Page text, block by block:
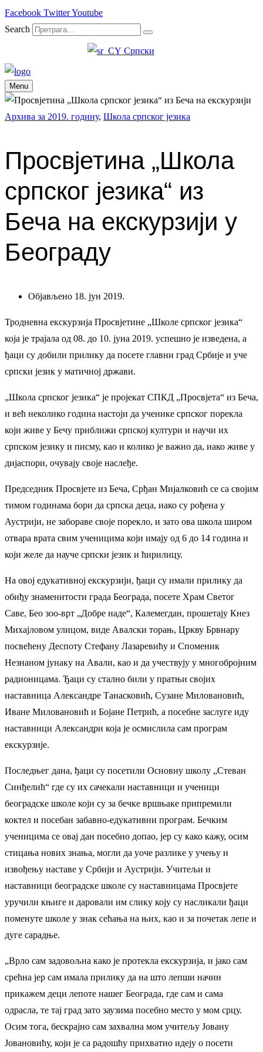
Facebook TwitterYoutube
Search
Српски
Menu
Архива за 2019. годину, Школа српског језика
Просвјетина „Школа
српског језика“ из
Беча на екскурзији у
Београду
Објављено 18. јун 2019.
Тродневна екскурзија Просвјетине „Школе српског језика“
која је трајала од 08. до 10. јуна 2019. успешно је изведена, а
ђаци су добили прилику да посете главни град Србије и уче
српски језик у матичној држави.
„Школа српског језика“ је пројекат СПКД „Просвјета“ из Беча,
и већ неколико година настоји да ученике српског порекла
који живе у Бечу приближи српској култури и научи их
српском језику и писму, као и колико је важно да, иако живе у
дијаспори, очувају своје наслеђе.
Председник Просвјете из Беча, Срђан Мијалковић се са својим
тимом годинама бори да српска деца, иако су рођена у
Аустрији, не забораве своје порекло, и зато ова школа широм
отвара врата свим ученицима који имају од 6 до 14 година и
који желе да науче српски језик и ћирилицу.
На овој едукативној екскурзији, ђаци су имали прилику да
обиђу знаменитости града Београда, посете Храм Светог
Саве, Бео зоо-врт „Добре наде“, Калемегдан, прошетају Кнез
Михајловом улицом, виде Авалски торањ, Цркву Брвнару
посвећену Деспоту Стефану Лазаревићу и Споменик
Незнаном јунаку на Авали, као и да учествују у многобројним
радионицама. Ђаци су стално били у пратњи својих
наставница Александре Танасковић, Сузане Миловановић,
Иване Миловановић и Бојане Петрић, а посебне заслуге иду
наставници Александри која је осмислила сам програм
екскурзије.
Последњег дана, ђаци су посетили Основну школу „Стеван
Синђелић“ где су их сачекали наставници и ученици
београдске школе који су за бечке вршњаке припремили
коктел и посебан забавно-едукативни програм. Бечким
ученицима се овај дан посебно допао, јер су како кажу, осим
стицања нових знања, могли да уоче разлике у учењу и
извођењу наставе у Србији и Аустрији. Учитељи и
наставници београдске школе су наставницама Просвјете
уручили књиге и даровали им слику коју су насликали ђаци
поменуте школе у знак сећања на њих, као и за почетак лепе и
дуге сарадње.
„Врло сам задовољна како је протекла екскурзија, и јако сам
срећна јер сам имала прилику да на што лепши начин
прикажем деци лепоте нашег Београда, где сам и сама
одрасла, те тај град зато заузима посебно место у мом срцу.
Осим тога, бескрајно сам захвална мом учитељу Јовану
Јовановићу, који је са радошћу прихватио идеју о посети